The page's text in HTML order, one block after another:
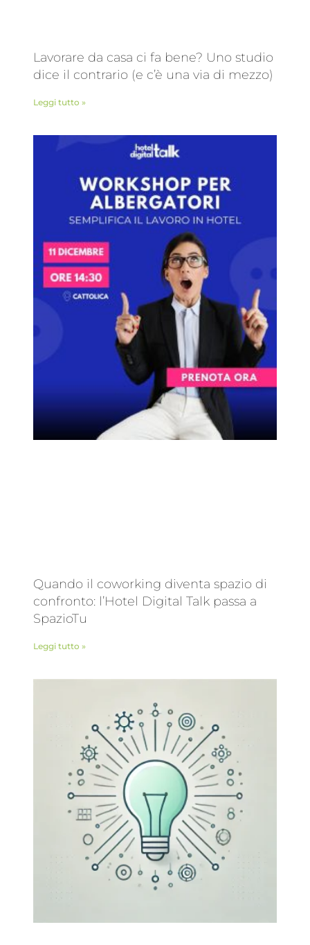
Lavorare da casa ci fa bene? Uno studio
dice il contrario (e c’è una via di mezzo)
Leggi tutto »
Quando il coworking diventa spazio di
confronto: l’Hotel Digital Talk passa a
SpazioTu
Leggi tutto »